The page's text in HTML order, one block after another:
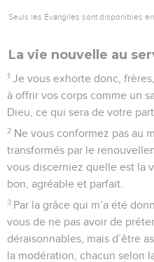
Seuls les Évangiles sont disponibles
La vie nouvelle au
1 Je vous exhorte donc,
à offrir vos corps comme un
Dieu, ce qui sera de votre
2 Ne vous conformez pas au
transformés par le
vous discerniez quelle est la
bon, agréable et parfait.
3 Par la grâce qui m’a été
vous de ne pas avoir de
déraisonnables, mais d’être
la modération, chacun selon